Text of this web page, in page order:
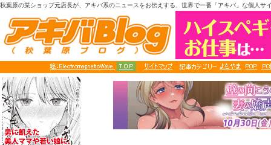
秋葉原の某ショップ元店長が、アキバ系のニュースをお伝えする、世界で一番「アキバ」な個人サ